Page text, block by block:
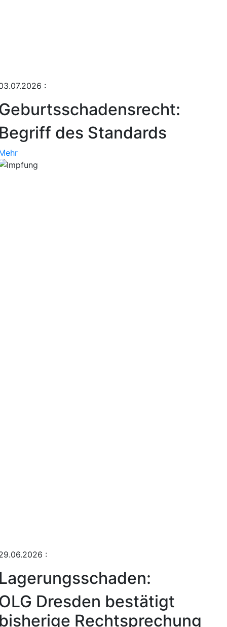
:
des Standards
:
Dresden bestätigt
Rechtsprechung